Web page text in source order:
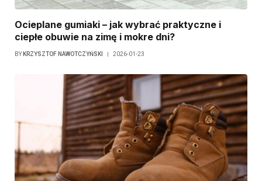
Ocieplane gumiaki – jak wybrać praktyczne i
ciepłe obuwie na zimę i mokre dni?
BY KRZYSZTOF NAWOTCZYŃSKI 2026-01-23